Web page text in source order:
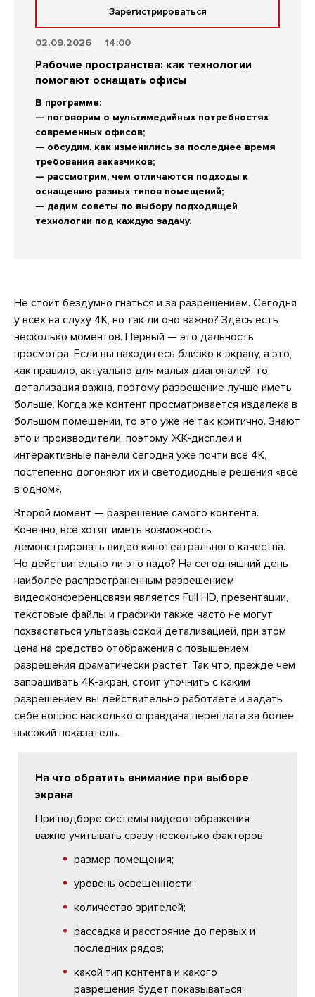
Зарегистрироваться
02.09.2026 14:00
Рабочие пространства: как технологии
помогают оснащать офисы
В программе:
— поговорим о мультимедийных потребностях
современных офисов;
— обсудим, как изменились за последнее время
требования заказчиков;
— рассмотрим, чем отличаются подходы к
оснащению разных типов помещений;
— дадим советы по выбору подходящей
технологии под каждую задачу.
Не стоит бездумно гнаться и за разрешением. Сегодня
у всех на слуху 4K, но так ли оно важно? Здесь есть
несколько моментов. Первый — это дальность
просмотра. Если вы находитесь близко к экрану, а это,
как правило, актуально для малых диагоналей, то
детализация важна, поэтому разрешение лучше иметь
больше. Когда же контент просматривается издалека в
большом помещении, то это уже не так критично. Знают
это и производители, поэтому ЖК-дисплеи и
интерактивные панели сегодня уже почти все 4K,
постепенно догоняют их и светодиодные решения «все
в одном».
Второй момент — разрешение самого контента.
Конечно, все хотят иметь возможность
демонстрировать видео кинотеатрального качества.
Но действительно ли это надо? На сегодняшний день
наиболее распространенным разрешением
видеоконференцсвязи является Full HD, презентации,
текстовые файлы и графики также часто не могут
похвастаться ультравысокой детализацией, при этом
цена на средство отображения с повышением
разрешения драматически растет. Так что, прежде чем
запрашивать 4K-экран, стоит уточнить с каким
разрешением вы действительно работаете и задать
себе вопрос насколько оправдана переплата за более
высокий показатель.
На что обратить внимание при выборе
экрана
При подборе системы видеоотображения
важно учитывать сразу несколько факторов:
размер помещения;
уровень освещенности;
количество зрителей;
рассадка и расстояние до первых и
последних рядов;
какой тип контента и какого
разрешения будет показываться;